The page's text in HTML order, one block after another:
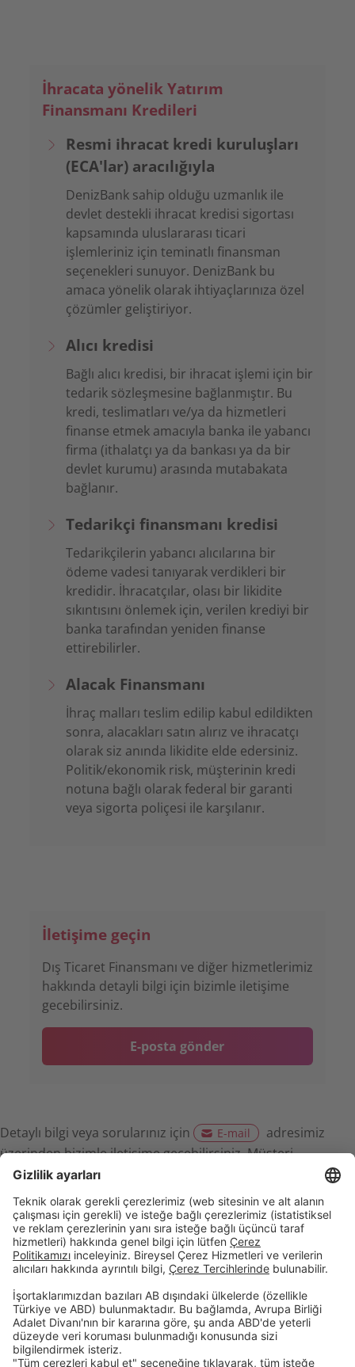
İhracata yönelik Yatırım
Finansmanı Kredileri
Resmi ihracat kredi kuruluşları
(ECA'lar) aracılığıyla
DenizBank sahip olduğu uzmanlık ile
devlet destekli ihracat kredisi sigortası
kapsamında uluslararası ticari
işlemleriniz için teminatlı finansman
seçenekleri sunuyor. DenizBank bu
amaca yönelik olarak ihtiyaçlarınıza özel
çözümler geliştiriyor.
Alıcı kredisi
Bağlı alıcı kredisi, bir ihracat işlemi için bir
tedarik sözleşmesine bağlanmıştır. Bu
kredi, teslimatları ve/ya da hizmetleri
finanse etmek amacıyla banka ile yabancı
firma (ithalatçı ya da bankası ya da bir
devlet kurumu) arasında mutabakata
bağlanır.
Tedarikçi finansmanı kredisi
Tedarikçilerin yabancı alıcılarına bir
ödeme vadesi tanıyarak verdikleri bir
kredidir. İhracatçılar, olası bir likidite
sıkıntısını önlemek için, verilen krediyi bir
banka tarafından yeniden finanse
ettirebilirler.
Alacak Finansmanı
İhraç malları teslim edilip kabul edildikten
sonra, alacakları satın alırız ve ihracatçı
olarak siz anında likidite elde edersiniz.
Politik/ekonomik risk, müşterinin kredi
notuna bağlı olarak federal bir garanti
veya sigorta poliçesi ile karşılanır.
İletişime geçin
Dış Ticaret Finansmanı ve diğer hizmetlerimiz
hakkında detayli bilgi için bizimle iletişime
gecebilirsiniz.
E-posta gönder
Detaylı bilgi veya sorularınız için E-mail
adresimiz
üzerinden bizimle iletişime geçebilirsiniz. Müşteri
temsilcilerimiz sizlere yardımcı olmaktan mutluluk
Birikim & FinansmanKurumsal Dijital BankacılıkÖncelikli Bankacılık
ŞubelerimizİletişimRandevu FormuFaiz Hesaplama Aracı
Hizmet Sözleşmeleri Tasarruf Mevduatı Güvencesi Gizlilik Politikası Güvenlik Resmi Tatil Günleri
Çerez Tercihleri